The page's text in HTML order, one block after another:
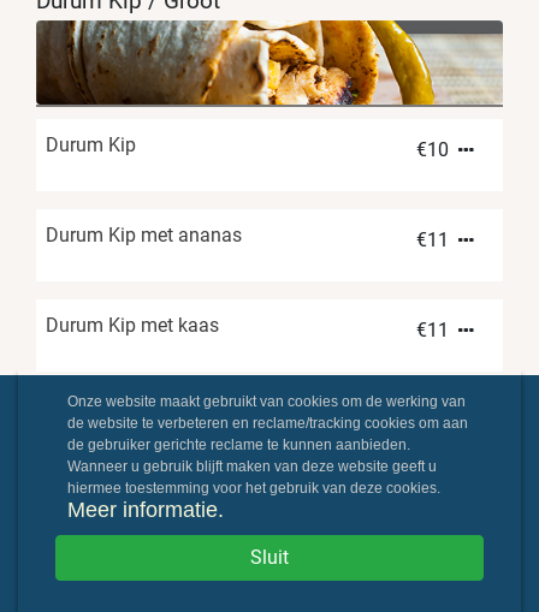
Durum Kip €10
Durum Kip met ananas €11
Durum Kip met kaas €11
Durum Kip met paprika €11
Durum kip speciaal
Paprika, uien en champignons
Onze website maakt gebruikt van cookies om de werking van
de website te verbeteren en reclame/tracking cookies om aan
de gebruiker gerichte reclame te kunnen aanbieden.
Wanneer u gebruik blijft maken van deze website geeft u
hiermee toestemming voor het gebruik van deze cookies.
Meer informatie.
Sluit